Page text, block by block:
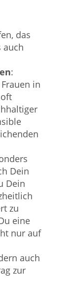
das
auch
:
in
Dein
Dein
zu
eine
nur auf
auch
zur